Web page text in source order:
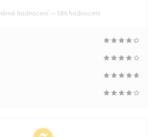
hodnocení —586 hodnoceni